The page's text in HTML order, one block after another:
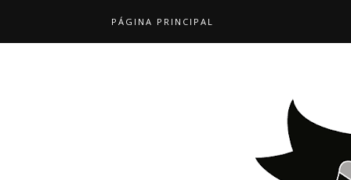
PÁGINA PRINCIPAL